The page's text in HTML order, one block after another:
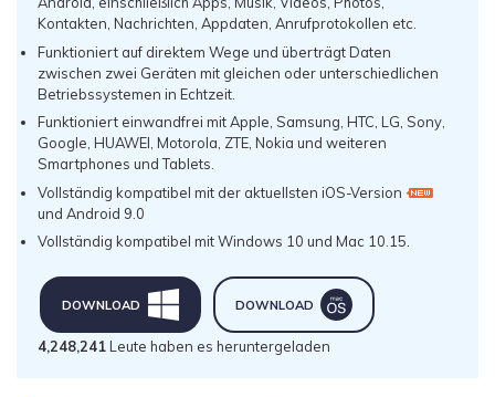
Kontakten, Nachrichten, Appdaten, Anrufprotokollen etc.
Funktioniert auf direktem Wege und überträgt Daten
zwischen zwei Geräten mit gleichen oder unterschiedlichen
Betriebssystemen in Echtzeit.
Funktioniert einwandfrei mit Apple, Samsung, HTC, LG, Sony,
Google, HUAWEI, Motorola, ZTE, Nokia und weiteren
Smartphones und Tablets.
Vollständig kompatibel mit der aktuellsten iOS-Version
und Android 9.0
Vollständig kompatibel mit Windows 10 und Mac 10.15.
DOWNLOAD DOWNLOAD
4,248,243 Leute haben es heruntergeladen